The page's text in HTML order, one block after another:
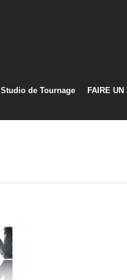
Studio de Tournage FAIRE